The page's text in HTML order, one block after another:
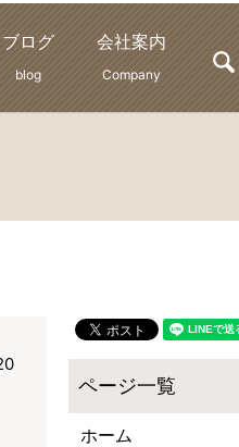
ブログ
blog
会社案内
Company
ホーム